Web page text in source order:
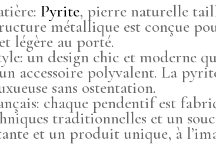
Pyrite, pierre naturelle
métallique est conçue
légère au porté.
un design chic et moderne
accessoire polyvalent. La
sans ostentation.
chaque pendentif est
traditionnelles et un
et un produit unique, à